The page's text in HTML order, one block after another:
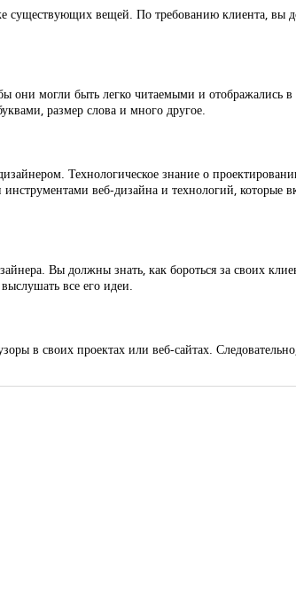
существующих вещей. По требованию клиента, вы
могли быть легко читаемыми и отображались
размер слова и много другое.
Технологическое знание о
веб-дизайна и технологий,
Вы должны знать, как бороться за своих
все его идеи.
в своих проектах или веб-сайтах.